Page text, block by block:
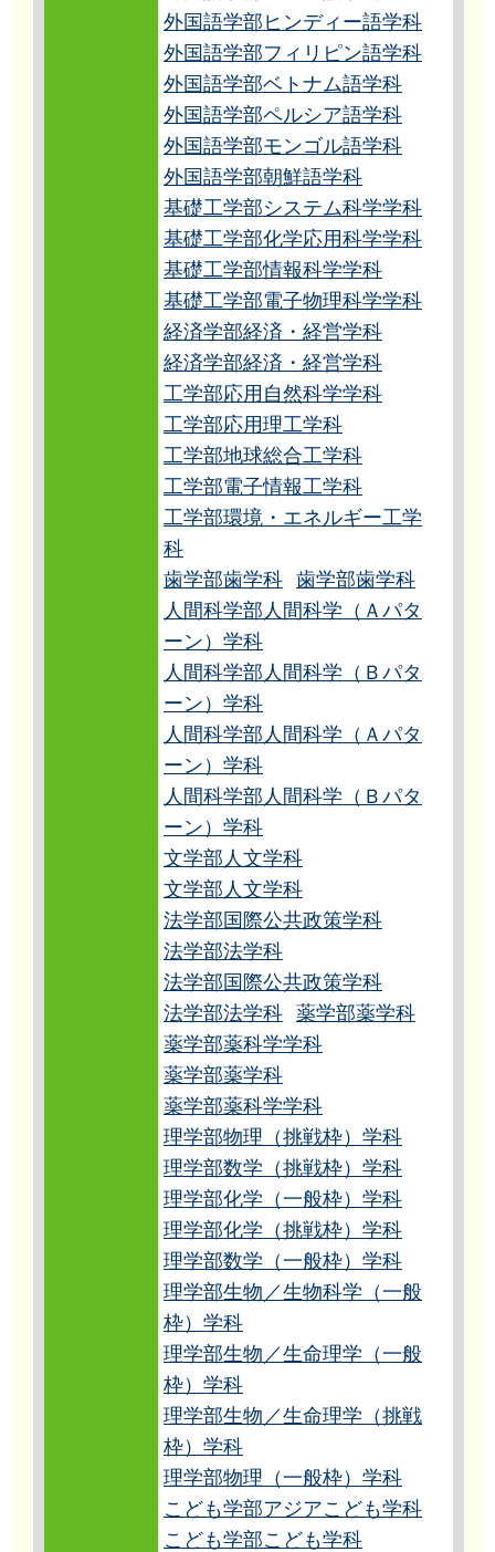
外国語学部ヒンディー語学科
外国語学部フィリピン語学科
外国語学部ベトナム語学科
外国語学部ペルシア語学科
外国語学部モンゴル語学科
外国語学部朝鮮語学科
基礎工学部システム科学学科
基礎工学部化学応用科学学科
基礎工学部情報科学学科
基礎工学部電子物理科学学科
経済学部経済・経営学科
経済学部経済・経営学科
工学部応用自然科学学科
工学部応用理工学科
工学部地球総合工学科
工学部電子情報工学科
工学部環境・エネルギー工学
科
歯学部歯学科 歯学部歯学科
人間科学部人間科学（Ａパタ
ーン）学科
人間科学部人間科学（Ｂパタ
ーン）学科
人間科学部人間科学（Ａパタ
ーン）学科
人間科学部人間科学（Ｂパタ
ーン）学科
文学部人文学科
文学部人文学科
法学部国際公共政策学科
法学部法学科
法学部国際公共政策学科
法学部法学科 薬学部薬学科
薬学部薬科学学科
薬学部薬学科
薬学部薬科学学科
理学部物理（挑戦枠）学科
理学部数学（挑戦枠）学科
理学部化学（一般枠）学科
理学部化学（挑戦枠）学科
理学部数学（一般枠）学科
理学部生物／生物科学（一般
枠）学科
理学部生物／生命理学（一般
枠）学科
理学部生物／生命理学（挑戦
枠）学科
理学部物理（一般枠）学科
こども学部アジアこども学科
こども学部こども学科